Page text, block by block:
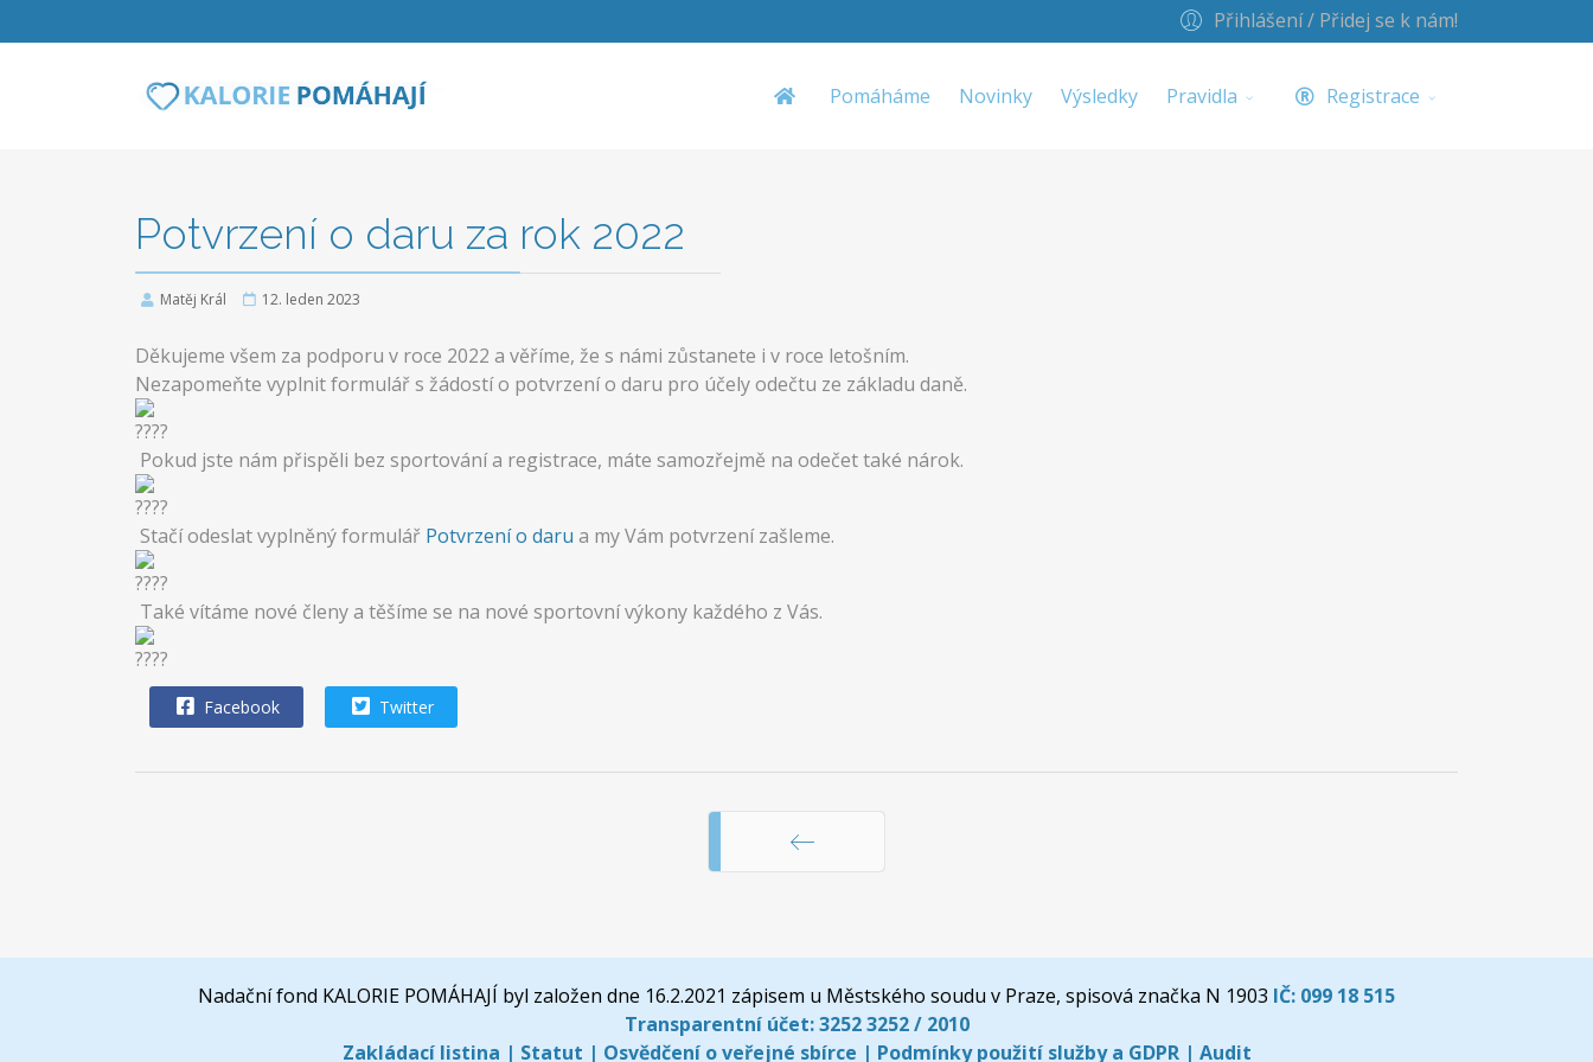
Přihlášení / Přidej se k nám!
Pomáháme Novinky Výsledky Pravidla Registrace
Potvrzení o daru za rok 2022
Matěj Král 12. leden 2023
Děkujeme všem za podporu v roce 2022 a věříme, že s námi zůstanete i v roce letošním.
Nezapomeňte vyplnit formulář s žádostí o potvrzení o daru pro účely odečtu ze základu daně.
Pokud jste nám přispěli bez sportování a registrace, máte samozřejmě na odečet také nárok.
Stačí odeslat vyplněný formulář Potvrzení o daru a my Vám potvrzení zašleme.
Také vítáme nové členy a těšíme se na nové sportovní výkony každého z Vás.
Facebook Twitter
Nadační fond KALORIE POMÁHAJÍ byl založen dne 16.2.2021 zápisem u Městského soudu v Praze, spisová značka N 1903 IČ: 099 18 515
Transparentní účet:3252 3252 / 2010
Zakládací listina | Statut | Osvědčení o veřejné sbírce | Podmínky použití služby a GDPR| Audit